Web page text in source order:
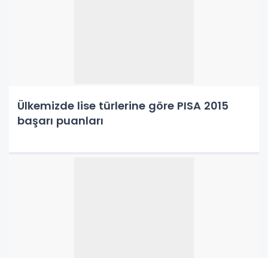
Ülkemizde lise türlerine göre PISA 2015
başarı puanları